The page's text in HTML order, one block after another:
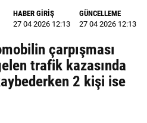
HABER GİRİŞ
27 04 2026 12:13
GÜNCELLEME
27 04 2026 12:13
çarpışması
trafik kazasında
2 kişi ise